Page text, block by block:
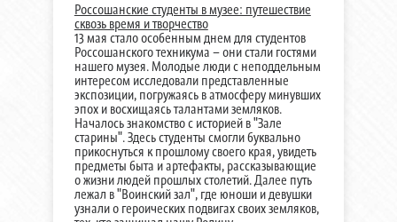
Россошанские студенты в музее: путешествие
сквозь время и творчество
13 мая стало особенным днем для студентов
Россошанского техникума – они стали гостями
нашего музея. Молодые люди с неподдельным
интересом исследовали представленные
экспозиции, погружаясь в атмосферу минувших
эпох и восхищаясь талантами земляков.
Началось знакомство с историей в "Зале
старины". Здесь студенты смогли буквально
прикоснуться к прошлому своего края, увидеть
предметы быта и артефакты, рассказывающие
о жизни людей прошлых столетий. Далее путь
лежал в "Воинский зал", где юноши и девушки
узнали о героических подвигах своих земляков,